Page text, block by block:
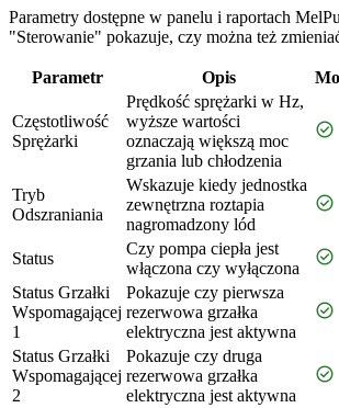
Parametry dostępne w panelu i raportach
"Sterowanie" pokazuje, czy można też
Parametr Opis
Częstotliwość
Sprężarki
Prędkość sprężarki w Hz,
wyższe wartości
oznaczają większą moc
grzania lub chłodzenia
check_circle
Tryb
Odszraniania
Wskazuje kiedy jednostka
zewnętrzna roztapia
nagromadzony lód
check_circle
Status
Czy pompa ciepła jest
włączona czy wyłączona
check_circle
Status Grzałki
Wspomagającej
1
Pokazuje czy pierwsza
rezerwowa grzałka
elektryczna jest aktywna
check_circle
Status Grzałki
Wspomagającej
2
Pokazuje czy druga
rezerwowa grzałka
elektryczna jest aktywna
check_circle